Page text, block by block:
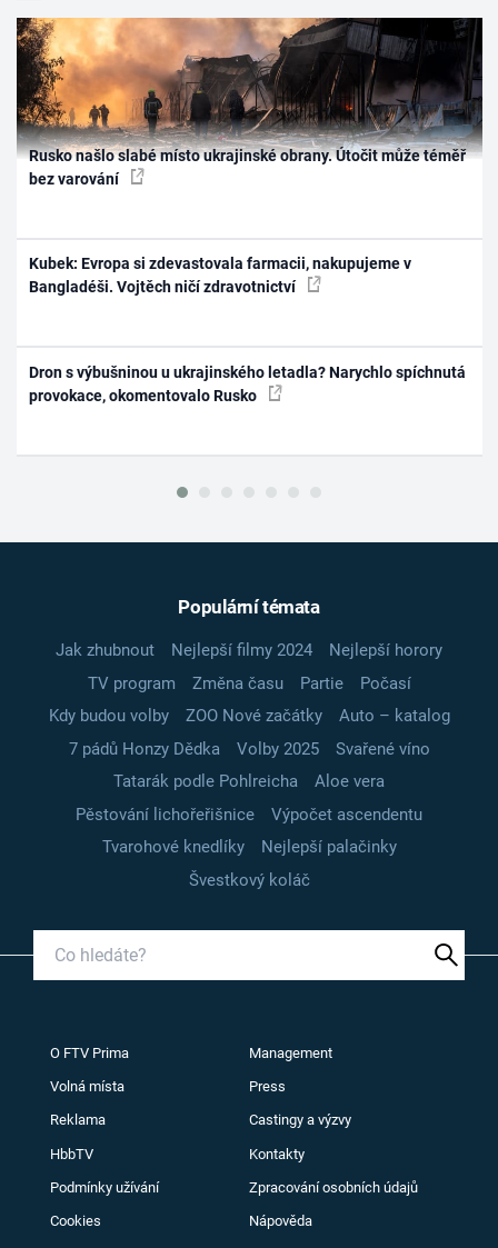
Rusko našlo slabé místo ukrajinské obrany. Útočit může téměř
bez varování
Kubek: Evropa si zdevastovala farmacii, nakupujeme v
Bangladéši. Vojtěch ničí zdravotnictví
Dron s výbušninou u ukrajinského letadla? Narychlo spíchnutá
provokace, okomentovalo Rusko
Populární témata
Jak zhubnout Nejlepší filmy 2024
Nejlepší horory
TV program
Změna času Partie
Počasí
Kdy budou volby
ZOO Nové začátky
Auto – katalog
7 pádů Honzy Dědka
Volby 2025
Svařené víno
Tatarák podle Pohlreicha
Aloe vera
Pěstování lichořeřišnice
Výpočet ascendentu
Tvarohové knedlíky
Nejlepší palačinky
Švestkový koláč
O FTV Prima Management
Volná místa Press
Reklama Castingy a výzvy
HbbTV Kontakty
Podmínky užívání Zpracování osobních údajů
Cookies Nápověda